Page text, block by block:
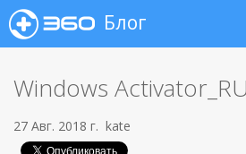
Блог
Windows
27 Авг. 2018 г. kate